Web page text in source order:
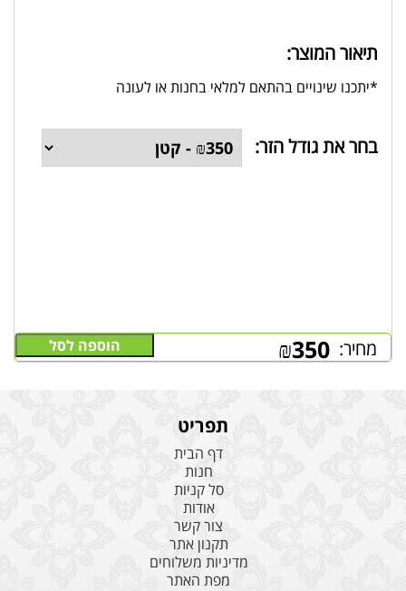
תיאור המוצר:
*יתכנו שינויים בהתאם למלאי בחנות או לעונה
בחר את גודל הזר:
מחיר: ₪350 הוספה לסל
תפריט
דף הבית
חנות
סל קניות
אודות
צור קשר
תקנון אתר
מדיניות משלוחים
מפת האתר